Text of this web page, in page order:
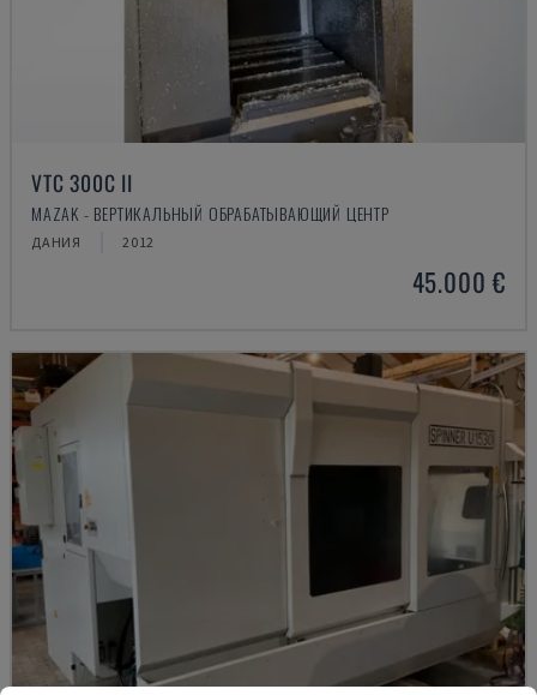
VTC 300C II
MAZAK - ВЕРТИКАЛЬНЫЙ ОБРАБАТЫВАЮЩИЙ ЦЕНТР
ДАНИЯ 2012
45.000 €